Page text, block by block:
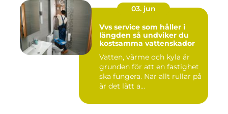
03. jun
Vvs service som håller i
längden så undviker du
kostsamma vattenskador
Vatten, värme och kyla är
grunden för att en fastighet
ska fungera. När allt rullar på
är det lätt a...